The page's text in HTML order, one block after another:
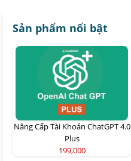
Sản phẩm nổi bật
Nâng Cấp Tài Khoản ChatGPT 4.0
Plus
199,000